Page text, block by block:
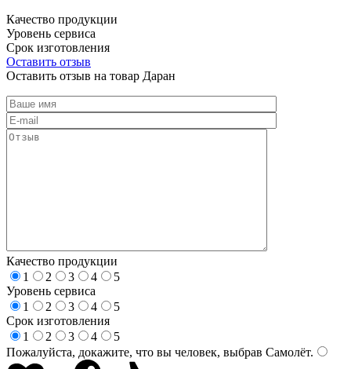
Качество продукции
Уровень сервиса
Срок изготовления
Оставить отзыв
Оставить отзыв на товар Даран
Качество продукции
1
2 3 4
5
Уровень сервиса
1
2 3 4
5
Срок изготовления
1
2 3 4
5
Пожалуйста, докажите, что вы человек, выбрав Самолёт.